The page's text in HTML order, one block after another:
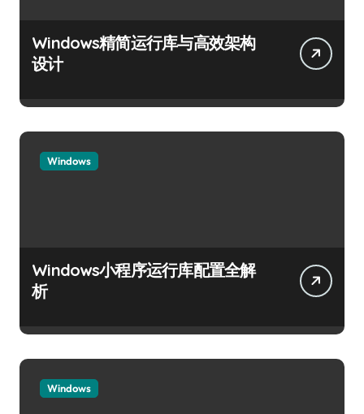
Windows精简运行库与高效架构
设计
Windows
Windows小程序运行库配置全解
析
Windows